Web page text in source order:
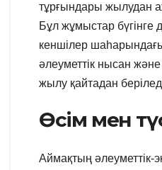
тұрғындары жылудан
Бұл жұмыстар бүгінге
кеншілер
әлеуметтік нысан
жылу қайтадан
Өсім мен
Аймақтың әлеуметтік-